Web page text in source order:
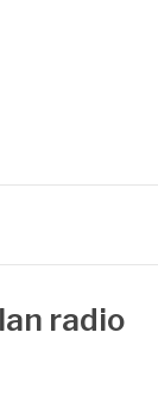
radio